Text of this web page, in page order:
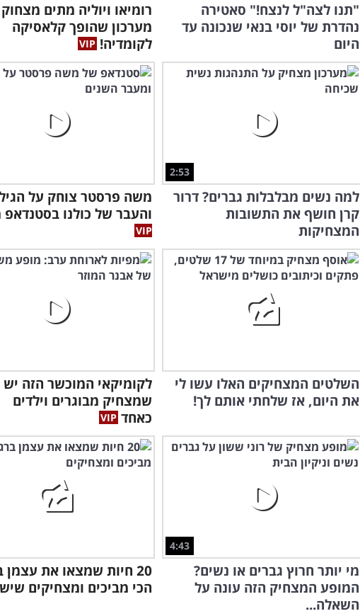
"תנו לצה"ל לנצח!" סאטירה
נהדרת של יוסי בנאי שנכונה עד
היום
רומיאו ויוליה מתים
מערכון שהופך קלאסיקה
לקומדיה!
2:53
למה נשים מבלבלות גברים? דרור
קרן חושף את התשובות
המצחיקות
משה פרסטר צוחק על
והעבר של כולנו בסטנדאפ
השלטים המצחיקים האלו עשו לי
את היום, אז שלחתי אותם לך!
לקומיקאי המוכשר הזה יש
שמצחיק מבוגרים וילדים
כאחד
4:43
מי יותר חרוץ גברים או נשים?
המופע המצחיק הזה עונה על
השאלה...
20 חיות שמצאו את עצמן
הכי מביכים ומצחיקים שיש